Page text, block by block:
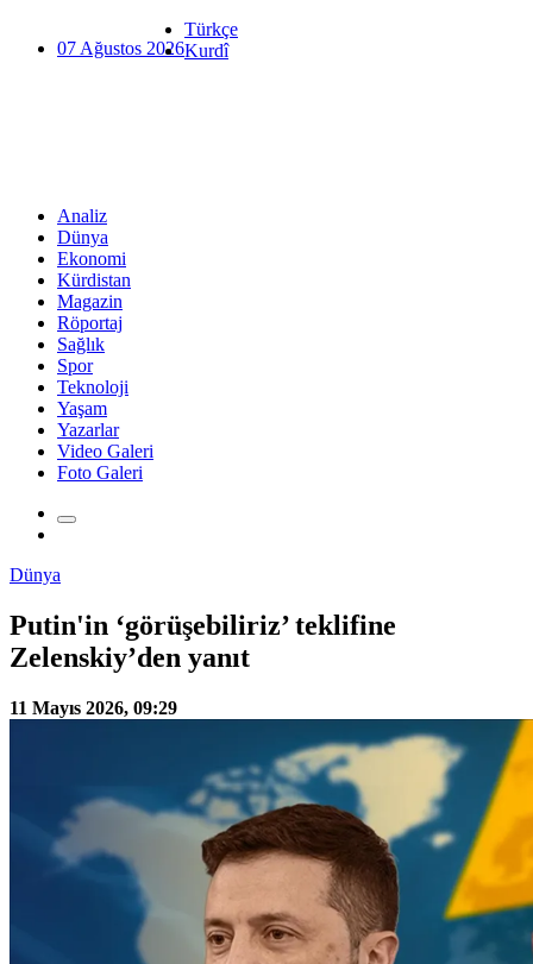
07 Ağustos 2026
Türkçe
Kurdî
Analiz
Dünya
Ekonomi
Kürdistan
Magazin
Röportaj
Sağlık
Spor
Teknoloji
Yaşam
Yazarlar
Video Galeri
Foto Galeri
Dünya
Putin'in ‘görüşebiliriz’ teklifine
Zelenskiy’den yanıt
11 Mayıs 2026, 09:29